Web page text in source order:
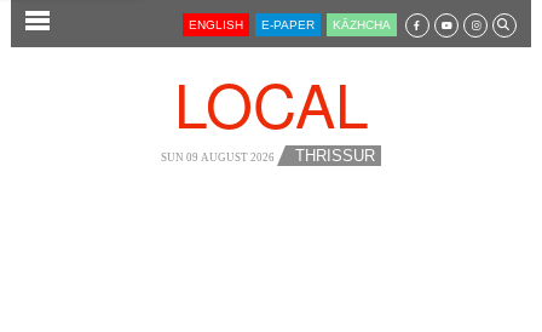
SECTIONS ENGLISH E-PAPER KĀZHCHA
LOCAL
SUN 09 AUGUST 2026 THRISSUR